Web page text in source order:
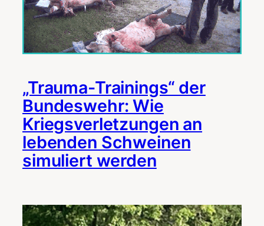
„Trauma-Trainings“ der
Bundeswehr: Wie
Kriegsverletzungen an
lebenden Schweinen
simuliert werden